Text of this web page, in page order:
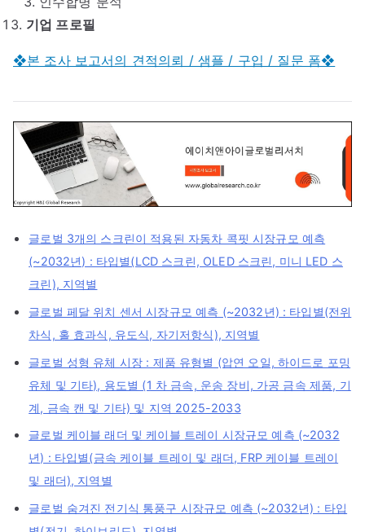
기업 프로필
❖본 조사 보고서의 견적의뢰 / 샘플 / 구입 / 질문 폼❖
글로벌 3개의 스크린이 적용된 자동차 콕핏 시장규모 예측
(~2032년) : 타입별(LCD 스크린, OLED 스크린, 미니 LED 스
크린), 지역별
글로벌 페달 위치 센서 시장규모 예측 (~2032년) : 타입별(전위
차식, 홀 효과식, 유도식, 자기저항식), 지역별
글로벌 성형 유체 시장 : 제품 유형별 (압연 오일, 하이드로 포밍
유체 및 기타), 용도별 (1 차 금속, 운송 장비, 가공 금속 제품, 기
계, 금속 캔 및 기타) 및 지역 2025-2033
글로벌 케이블 래더 및 케이블 트레이 시장규모 예측 (~2032
년) : 타입별(금속 케이블 트레이 및 래더, FRP 케이블 트레이
및 래더), 지역별
글로벌 숨겨진 전기식 통풍구 시장규모 예측 (~2032년) : 타입